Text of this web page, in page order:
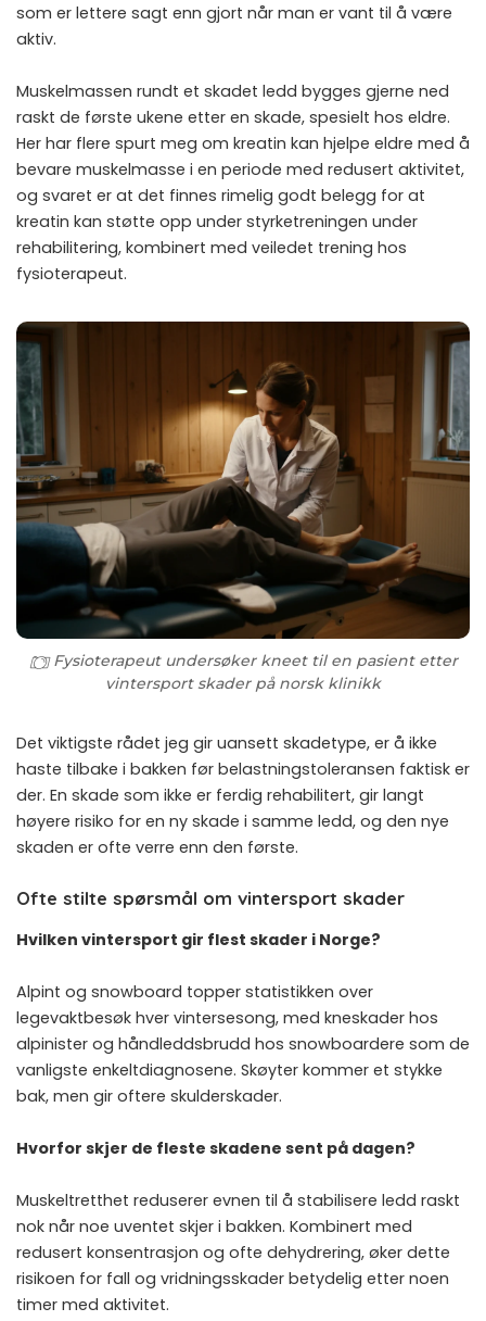
som er lettere sagt enn gjort når man er vant til å være
aktiv.
Muskelmassen rundt et skadet ledd bygges gjerne ned
raskt de første ukene etter en skade, spesielt hos eldre.
Her har flere spurt meg om kreatin kan hjelpe eldre med å
bevare muskelmasse i en periode med redusert aktivitet,
og svaret er at det finnes rimelig godt belegg for at
kreatin kan støtte opp under styrketreningen under
rehabilitering, kombinert med veiledet trening hos
fysioterapeut.
Fysioterapeut undersøker kneet til en pasient etter
vintersport skader på norsk klinikk
Det viktigste rådet jeg gir uansett skadetype, er å ikke
haste tilbake i bakken før belastningstoleransen faktisk er
der. En skade som ikke er ferdig rehabilitert, gir langt
høyere risiko for en ny skade i samme ledd, og den nye
skaden er ofte verre enn den første.
Ofte stilte spørsmål om vintersport skader
Hvilken vintersport gir flest skader i Norge?
Alpint og snowboard topper statistikken over
legevaktbesøk hver vintersesong, med kneskader hos
alpinister og håndleddsbrudd hos snowboardere som de
vanligste enkeltdiagnosene. Skøyter kommer et stykke
bak, men gir oftere skulderskader.
Hvorfor skjer de fleste skadene sent på dagen?
Muskeltretthet reduserer evnen til å stabilisere ledd raskt
nok når noe uventet skjer i bakken. Kombinert med
redusert konsentrasjon og ofte dehydrering, øker dette
risikoen for fall og vridningsskader betydelig etter noen
timer med aktivitet.